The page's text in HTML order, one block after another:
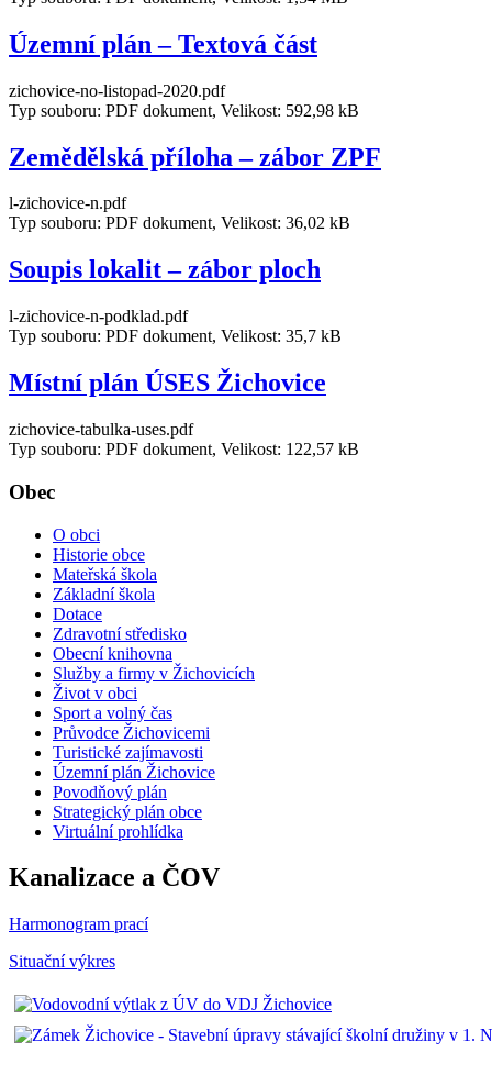
Územní plán – Textová část
zichovice-no-listopad-2020.pdf
Typ souboru: PDF dokument, Velikost: 592,98 kB
Zemědělská příloha – zábor ZPF
l-zichovice-n.pdf
Typ souboru: PDF dokument, Velikost: 36,02 kB
Soupis lokalit – zábor ploch
l-zichovice-n-podklad.pdf
Typ souboru: PDF dokument, Velikost: 35,7 kB
Místní plán ÚSES Žichovice
zichovice-tabulka-uses.pdf
Typ souboru: PDF dokument, Velikost: 122,57 kB
Obec
O obci
Historie obce
Mateřská škola
Základní škola
Dotace
Zdravotní středisko
Obecní knihovna
Služby a firmy v Žichovicích
Život v obci
Sport a volný čas
Průvodce Žichovicemi
Turistické zajímavosti
Územní plán Žichovice
Povodňový plán
Strategický plán obce
Virtuální prohlídka
Kanalizace a ČOV
Harmonogram prací
Situační výkres